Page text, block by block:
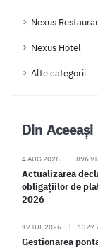
Nexus
Nexus Hotel
Alte categorii
Din Aceeași
4 AUG 2026 | 896
Actualizarea
obligațiilor de
2026
17 IUL 2026 | 1327
Gestionarea